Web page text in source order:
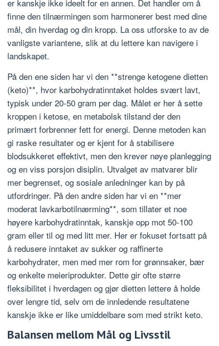
er kanskje ikke ideelt for en annen. Det handler om å
finne den tilnærmingen som harmonerer best med dine
mål, din hverdag og din kropp. La oss utforske to av de
vanligste variantene, slik at du lettere kan navigere i
landskapet.
På den ene siden har vi den **strenge ketogene dietten
(keto)**, hvor karbohydratinntaket holdes svært lavt,
typisk under 20-50 gram per dag. Målet er her å sette
kroppen i ketose, en metabolsk tilstand der den
primært forbrenner fett for energi. Denne metoden kan
gi raske resultater og er kjent for å stabilisere
blodsukkeret effektivt, men den krever nøye planlegging
og en viss porsjon disiplin. Utvalget av matvarer blir
mer begrenset, og sosiale anledninger kan by på
utfordringer. På den andre siden har vi en **mer
moderat lavkarbotilnærming**, som tillater et noe
høyere karbohydratinntak, kanskje opp mot 50-100
gram eller til og med litt mer. Her er fokuset fortsatt på
å redusere inntaket av sukker og raffinerte
karbohydrater, men med mer rom for grønnsaker, bær
og enkelte meieriprodukter. Dette gir ofte større
fleksibilitet i hverdagen og gjør dietten lettere å holde
over lengre tid, selv om de innledende resultatene
kanskje ikke er like umiddelbare som med strikt keto.
Balansen mellom Mål og Livsstil